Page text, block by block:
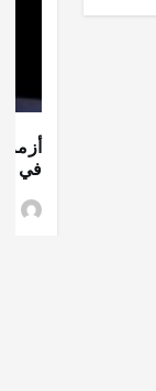
أزمة
في